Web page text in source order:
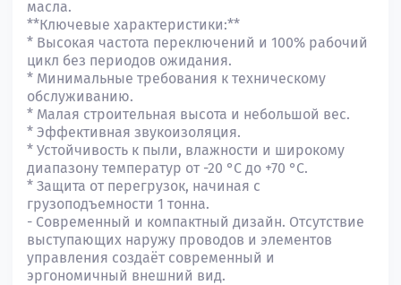
масла.
**Ключевые характеристики:**
* Высокая частота переключений и 100% рабочий
цикл без периодов ожидания.
* Минимальные требования к техническому
обслуживанию.
* Малая строительная высота и небольшой вес.
* Эффективная звукоизоляция.
* Устойчивость к пыли, влажности и широкому
диапазону температур от -20 °C до +70 °C.
* Защита от перегрузок, начиная с
грузоподъемности 1 тонна.
- Современный и компактный дизайн. Отсутствие
выступающих наружу проводов и элементов
управления создаёт современный и
эргономичный внешний вид.